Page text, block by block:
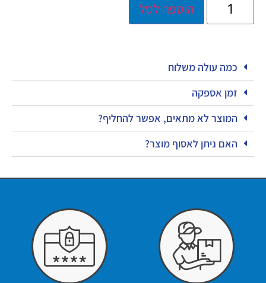
הוספה לסל
כמה עולה משלוח
זמן אספקה
המוצר לא מתאים, אפשר להחליף?
האם ניתן לאסוף מוצר?